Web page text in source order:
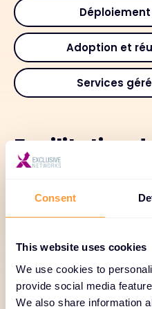
Consent
This website uses cookies
We use cookies to
provide social media
We also share information
Adoption et
Services
Facilitation
transactions
Notre outil de transaction
l'approvisionnement et
transaction. Grâce au
efficace et à la gestion
garantissons des